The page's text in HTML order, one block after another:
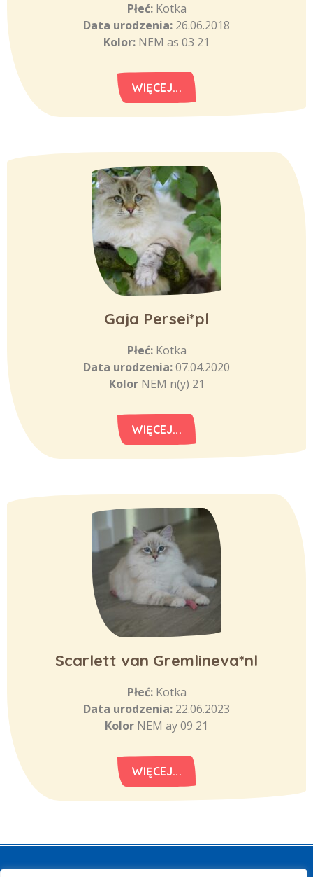
Płeć: Kotka
Data urodzenia: 26.06.2018
Kolor: NEM as 03 21
WIĘCEJ...
Gaja Persei*pl
Płeć: Kotka
Data urodzenia:07.04.2020
Kolor NEM n(y) 21
WIĘCEJ...
Scarlett van Gremlineva*nl
Płeć: Kotka
Data urodzenia: 22.06.2023
Kolor NEM ay 09 21
WIĘCEJ...